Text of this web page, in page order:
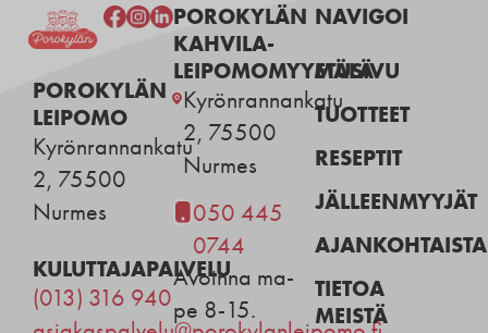
POROKYLÄN
LEIPOMO
Kyrönrannankatu
2, 75500
Nurmes
KULUTTAJAPALVELU
(013) 316 940
POROKYLÄN
KAHVILA-
LEIPOMOMYYMÄLÄ
Kyrönrannankatu
2, 75500
Nurmes
050 445
0744
Avoinna ma-
pe 8-15.
NAVIGOI
ETUSIVU
TUOTTEET
RESEPTIT
JÄLLEENMYYJÄT
AJANKOHTAISTA
TIETOA
MEISTÄ